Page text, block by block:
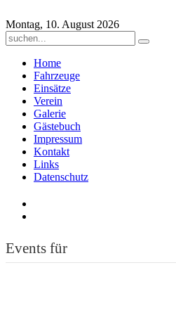
Montag, 10. August 2026
Home
Fahrzeuge
Einsätze
Verein
Galerie
Gästebuch
Impressum
Kontakt
Links
Datenschutz
Events für